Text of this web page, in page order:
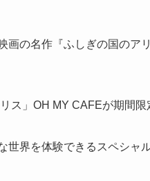
画の名作『ふしぎの国のア
ス」OH MY CAFEが期間限
世界を体験できるスペシ